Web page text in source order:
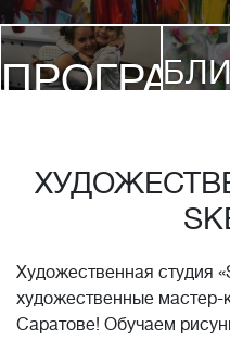
Художественная студия
художественные мастер-
Саратове! Обучаем